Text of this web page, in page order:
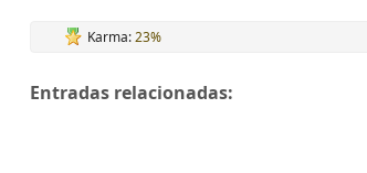
Karma:23%
Entradas relacionadas: